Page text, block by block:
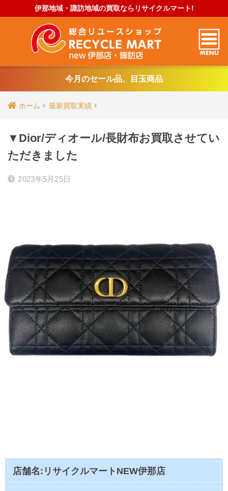
伊那地域・諏訪地域の買取ならリサイクルマート!
今月のセール品、目玉商品
ホーム 最新買取実績
▼Dior/ディオール/長財布お買取させてい
ただきました
2023年5月25日
店舗名:リサイクルマートNEW伊那店